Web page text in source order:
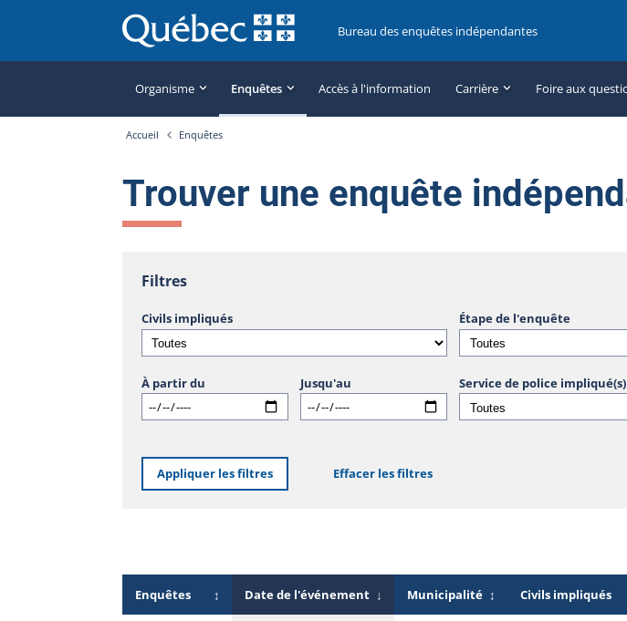
Bureau des enquêtes indépendantes
Organisme Enquêtes Accès à l'information Carrière Foire aux
Accueil Enquêtes
Trouver une enquête
Filtres
Civils impliqués Étape de l'enquête
À partir du Jusqu'au Service de police impliqué(s)
Appliquer les filtres Effacer les filtres
Enquêtes ↕ Date de l'événement ↓ Municipalité ↕ Civils impliqués